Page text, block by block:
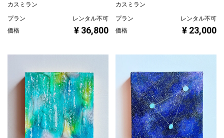
カスミラン
プラン
レンタル不可
価格
¥ 36,800
カスミラン
プラン
レンタル不可
価格
¥ 23,000